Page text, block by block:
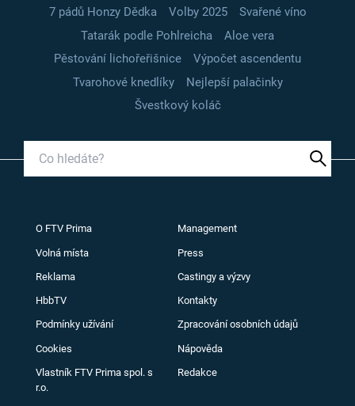
7 pádů Honzy Dědka
Volby 2025
Svařené víno
Tatarák podle Pohlreicha
Aloe vera
Pěstování lichořeřišnice
Výpočet ascendentu
Tvarohové knedlíky
Nejlepší palačinky
Švestkový koláč
O FTV Prima Management
Volná místa Press
Reklama Castingy a výzvy
HbbTV Kontakty
Podmínky užívání Zpracování osobních údajů
Cookies Nápověda
Vlastník FTV Prima spol. s
r.o.
Redakce